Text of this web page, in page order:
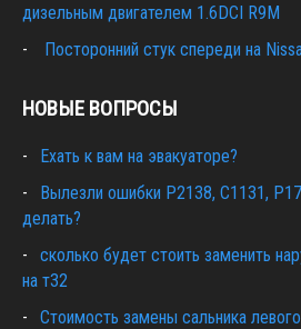
дизельным двигателем 1.6DCI R9M
Посторонний стук спереди на
НОВЫЕ ВОПРОСЫ
Ехать к вам на эвакуаторе?
Вылезли ошибки Р2138, С1131,
делать?
сколько будет стоить заменить
на т32
Cтоимость замены сальника